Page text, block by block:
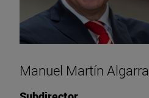
Manuel Martín Algarra